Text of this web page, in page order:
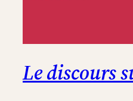
Le discours